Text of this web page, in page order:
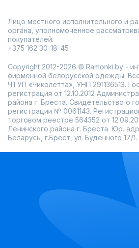
Лицо местного исполнительного и
органа, уполномоченное
покупателей:
+375 162 30-18-45
Copyright 2012-2026 © Ramonki.by -
фирменной белорусской одежды.
ЧТУП «Чиколетта», УНП 291136513.
регистрация от 12.10.2012
района г. Бреста. Свидетельство о
регистрации № 0061143.
торговом реестре 564352 от
Ленинского района г. Бреста. Юр.
Беларусь, г.Брест, ул. Буденного 17/1.